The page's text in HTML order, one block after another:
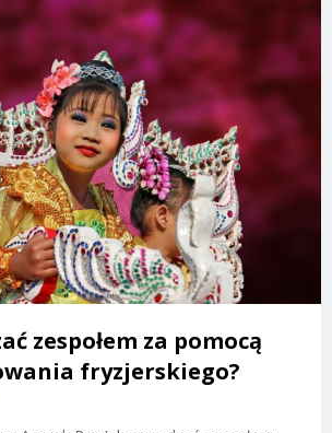
zespołem za pomocą
fryzjerskiego?